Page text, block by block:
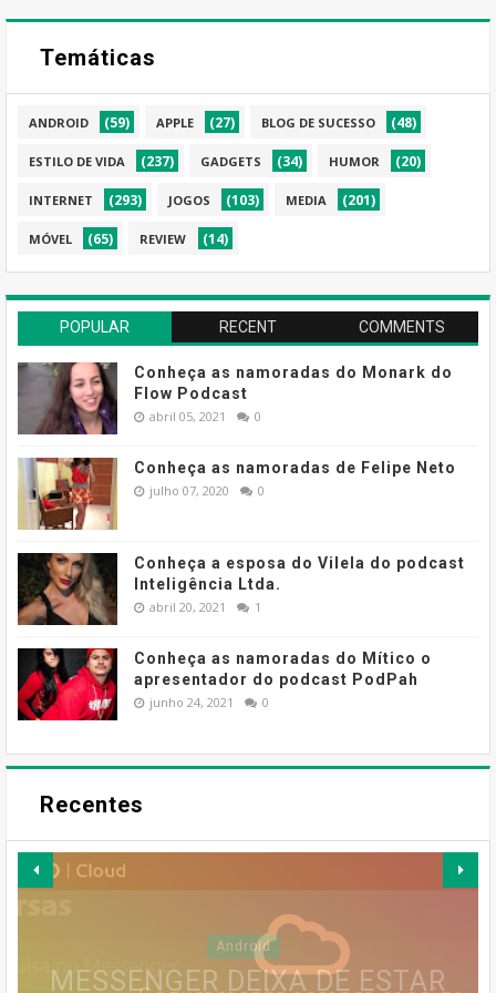
Temáticas
ANDROID (59) APPLE (27) BLOG DE SUCESSO (48)
ESTILO DE VIDA (237) GADGETS (34) HUMOR (20)
INTERNET (293) JOGOS (103) MEDIA (201)
MÓVEL (65) REVIEW (14)
POPULAR RECENT COMMENTS
Conheça as namoradas do Monark do
Flow Podcast
abril 05, 2021 0
Conheça as namoradas de Felipe Neto
julho 07, 2020 0
Conheça a esposa do Vilela do podcast
Inteligência Ltda.
abril 20, 2021 1
Conheça as namoradas do Mítico o
apresentador do podcast PodPah
junho 24, 2021 0
Recentes
MESSENGER DEIXA DE ESTAR